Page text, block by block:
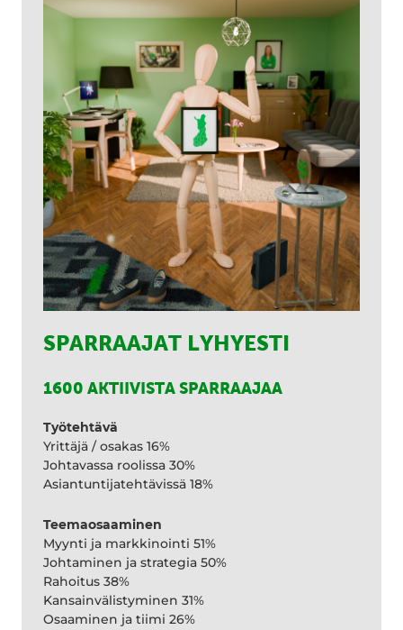
SPARRAAJAT LYHYESTI
1600 AKTIIVISTA SPARRAAJAA
Työtehtävä
Yrittäjä / osakas 16%
Johtavassa roolissa 30%
Asiantuntijatehtävissä 18%
Teemaosaaminen
Myynti ja markkinointi 51%
Johtaminen ja strategia 50%
Rahoitus 38%
Kansainvälistyminen 31%
Osaaminen ja tiimi 26%